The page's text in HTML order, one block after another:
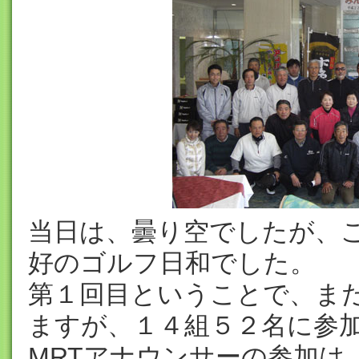
当日は、曇り空でしたが、
好のゴルフ日和でした。
第１回目ということで、ま
ますが、１４組５２名に参